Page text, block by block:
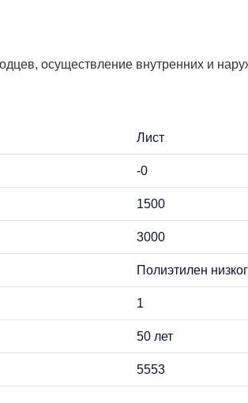
осуществление внутренних и
Лист
-0
1500
3000
Полиэтилен
1
50 лет
5553